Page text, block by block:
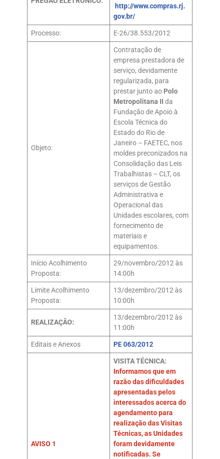
http://www.compras.rj.
gov.br/
Processo: E-26/38.553/2012
Objeto:
Contratação de
empresa prestadora de
serviço, devidamente
regularizada, para
prestar junto ao Polo
Metropolitana II da
Fundação de Apoio à
Escola Técnica do
Estado do Rio de
Janeiro – FAETEC, nos
moldes preconizados na
Consolidação das Leis
Trabalhistas – CLT, os
serviços de Gestão
Administrativa e
Operacional das
Unidades escolares, com
fornecimento de
materiais e
equipamentos.
Início Acolhimento
Proposta:
29/novembro/2012 às
14:00h
Limite Acolhimento
Proposta:
13/dezembro/2012 às
10:00h
REALIZAÇÃO:
13/dezembro/2012 às
11:00h
Editais e Anexos PE 063/2012
AVISO 1
VISITA TÉCNICA:
Informamos que em
razão das dificuldades
apresentadas pelos
interessados acerca do
agendamento para
realização das Visitas
Técnicas, as Unidades
foram devidamente
notificadas. Se